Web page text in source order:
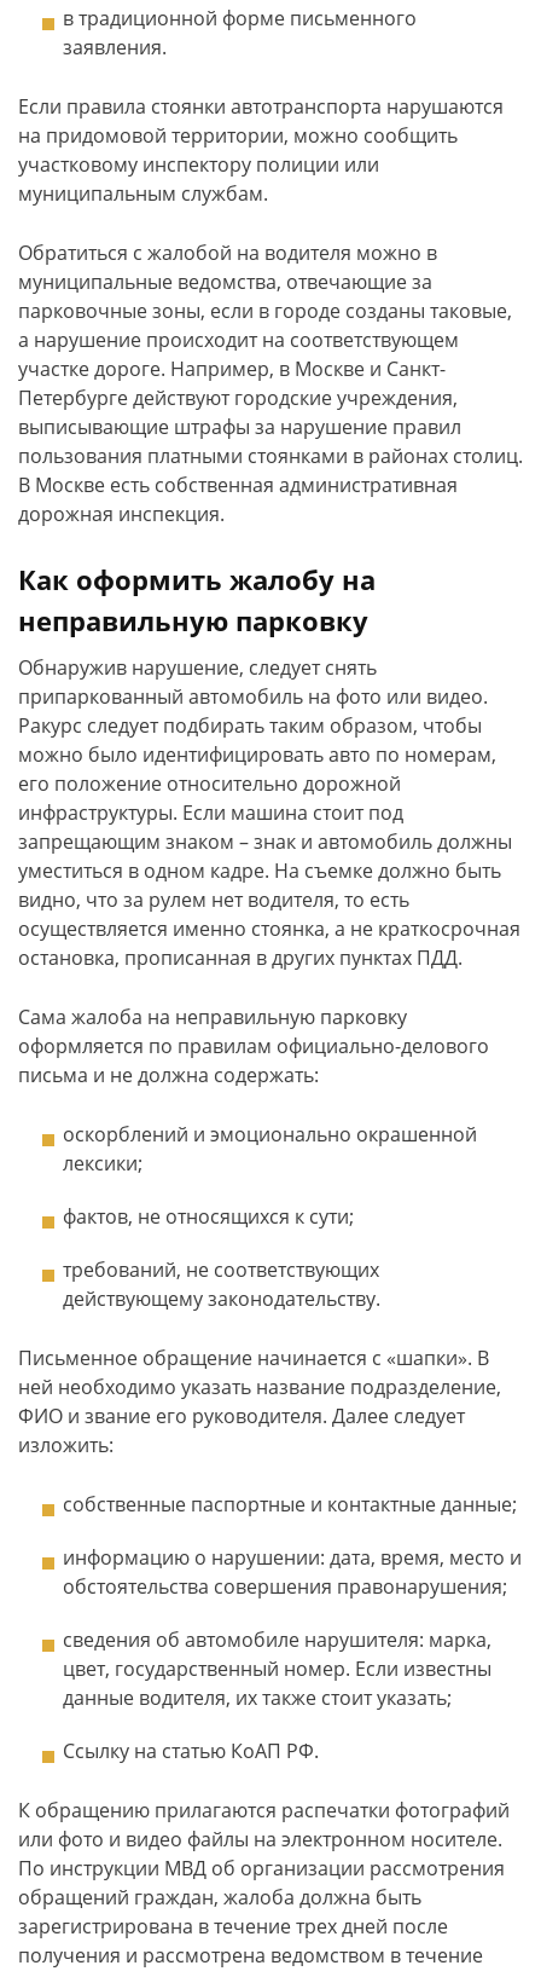
в традиционной форме письменного
заявления.
Если правила стоянки автотранспорта нарушаются
на придомовой территории, можно сообщить
участковому инспектору полиции или
муниципальным службам.
Обратиться с жалобой на водителя можно в
муниципальные ведомства, отвечающие за
парковочные зоны, если в городе созданы таковые,
а нарушение происходит на соответствующем
участке дороге. Например, в Москве и Санкт-
Петербурге действуют городские учреждения,
выписывающие штрафы за нарушение правил
пользования платными стоянками в районах столиц.
В Москве есть собственная административная
дорожная инспекция.
Как оформить жалобу на
неправильную парковку
Обнаружив нарушение, следует снять
припаркованный автомобиль на фото или видео.
Ракурс следует подбирать таким образом, чтобы
можно было идентифицировать авто по номерам,
его положение относительно дорожной
инфраструктуры. Если машина стоит под
запрещающим знаком – знак и автомобиль должны
уместиться в одном кадре. На съемке должно быть
видно, что за рулем нет водителя, то есть
осуществляется именно стоянка, а не краткосрочная
остановка, прописанная в других пунктах ПДД.
Сама жалоба на неправильную парковку
оформляется по правилам официально-делового
письма и не должна содержать:
оскорблений и эмоционально окрашенной
лексики;
фактов, не относящихся к сути;
требований, не соответствующих
действующему законодательству.
Письменное обращение начинается с «шапки». В
ней необходимо указать название подразделение,
ФИО и звание его руководителя. Далее следует
изложить:
собственные паспортные и контактные данные;
информацию о нарушении: дата, время, место и
обстоятельства совершения правонарушения;
сведения об автомобиле нарушителя: марка,
цвет, государственный номер. Если известны
данные водителя, их также стоит указать;
Ссылку на статью КоАП РФ.
К обращению прилагаются распечатки фотографий
или фото и видео файлы на электронном носителе.
По инструкции МВД об организации рассмотрения
обращений граждан, жалоба должна быть
зарегистрирована в течение трех дней после
получения и рассмотрена ведомством в течение